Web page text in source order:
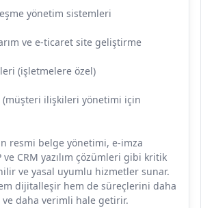
yönetim sistemleri
ve e-ticaret site geliştirme
(işletmelere özel)
(müşteri ilişkileri yönetimi için
resmi belge yönetimi, e-imza
ve CRM yazılım çözümleri gibi kritik
ve yasal uyumlu hizmetler sunar.
dijitalleşir hem de süreçlerini daha
ve daha verimli hale getirir.